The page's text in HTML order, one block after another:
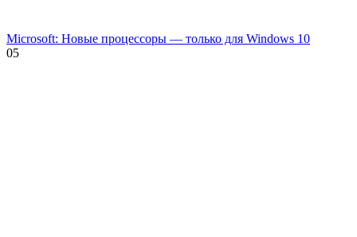
Microsoft: Новые процессоры — только для Windows 10
05